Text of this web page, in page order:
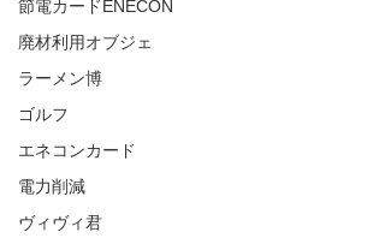
節電カードENECON
廃材利用オブジェ
ラーメン博
ゴルフ
エネコンカード
電力削減
ヴィヴィ君